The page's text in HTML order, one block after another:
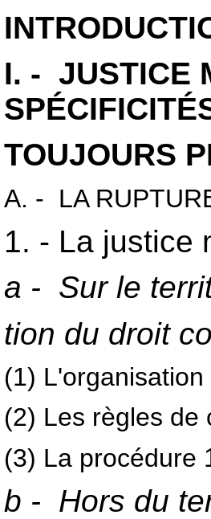
I. - JUSTICE
TOUJOURS
A. - LA
1. - La justice
a - Sur le
tion du droit
(1)
(2) Les règles de
(3) La procédure
b - Hors du